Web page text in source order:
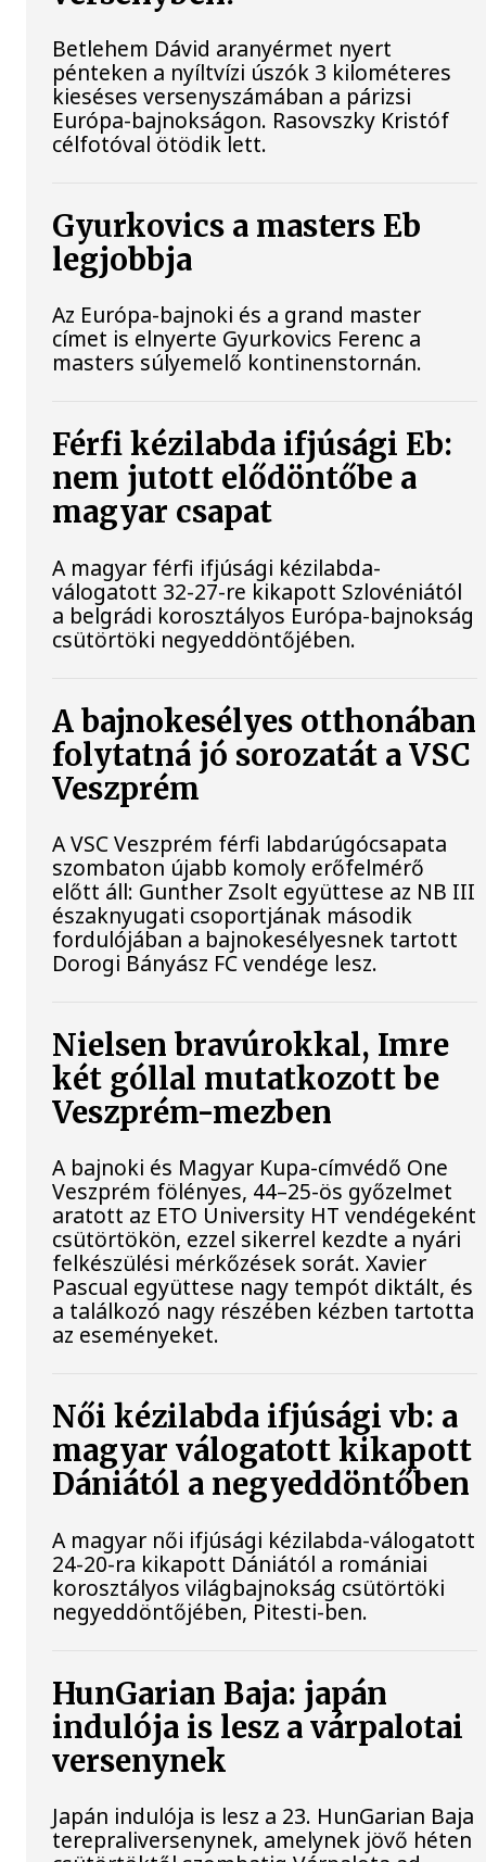
Betlehem Dávid aranyérmet nyert
pénteken a nyíltvízi úszók 3 kilométeres
kieséses versenyszámában a párizsi
Európa-bajnokságon. Rasovszky Kristóf
célfotóval ötödik lett.
Gyurkovics a masters Eb
legjobbja
Az Európa-bajnoki és a grand master
címet is elnyerte Gyurkovics Ferenc a
masters súlyemelő kontinenstornán.
Férfi kézilabda ifjúsági Eb:
nem jutott elődöntőbe a
magyar csapat
A magyar férfi ifjúsági kézilabda-
válogatott 32-27-re kikapott Szlovéniától
a belgrádi korosztályos Európa-bajnokság
csütörtöki negyeddöntőjében.
A bajnokesélyes otthonában
folytatná jó sorozatát a VSC
Veszprém
A VSC Veszprém férfi labdarúgócsapata
szombaton újabb komoly erőfelmérő
előtt áll: Gunther Zsolt együttese az NB III
északnyugati csoportjának második
fordulójában a bajnokesélyesnek tartott
Dorogi Bányász FC vendége lesz.
Nielsen bravúrokkal, Imre
két góllal mutatkozott be
Veszprém-mezben
A bajnoki és Magyar Kupa-címvédő One
Veszprém fölényes, 44–25-ös győzelmet
aratott az ETO University HT vendégeként
csütörtökön, ezzel sikerrel kezdte a nyári
felkészülési mérkőzések sorát. Xavier
Pascual együttese nagy tempót diktált, és
a találkozó nagy részében kézben tartotta
az eseményeket.
Női kézilabda ifjúsági vb: a
magyar válogatott kikapott
Dániától a negyeddöntőben
A magyar női ifjúsági kézilabda-válogatott
24-20-ra kikapott Dániától a romániai
korosztályos világbajnokság csütörtöki
negyeddöntőjében, Pitesti-ben.
HunGarian Baja: japán
indulója is lesz a várpalotai
versenynek
Japán indulója is lesz a 23. HunGarian Baja
terepraliversenynek, amelynek jövő héten